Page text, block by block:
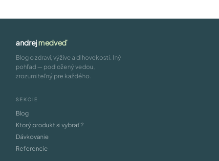
andrejmedveď
Blog o zdraví, výžive a dlhovekosti. Iný
pohľad — podložený vedou,
zrozumiteľný pre každého.
SEKCIE
Blog
Ktorý produkt si vybrať ?
Dávkovanie
Referencie